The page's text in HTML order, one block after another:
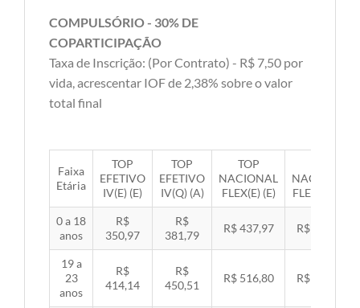
COMPULSÓRIO - 30% DE
COPARTICIPAÇÃO
Taxa de Inscrição: (Por Contrato) - R$ 7,50 por
vida, acrescentar IOF de 2,38% sobre o valor
total final
Faixa
Etária
TOP
EFETIVO
IV(E) (E)
TOP
EFETIVO
IV(Q) (A)
TOP
NACIONAL
FLEX(E) (E)
NACIONAL
FLEX(Q) (A)
0 a 18
anos
R$
350,97
R$
381,79
R$ 437,97 R$ 451,33
19 a
23
anos
R$
414,14
R$
450,51
R$ 516,80 R$ 532,57